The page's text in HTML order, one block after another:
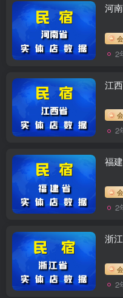
河
2
江
2
福
2
浙
2